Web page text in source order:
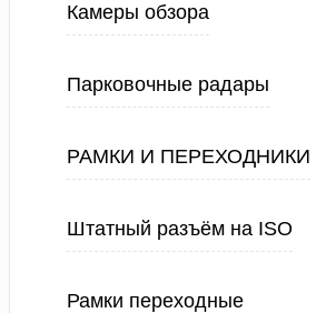
Камеры обзора
Парковочные радары
РАМКИ И ПЕРЕХОДНИКИ
Штатный разъём на ISO
Рамки переходные